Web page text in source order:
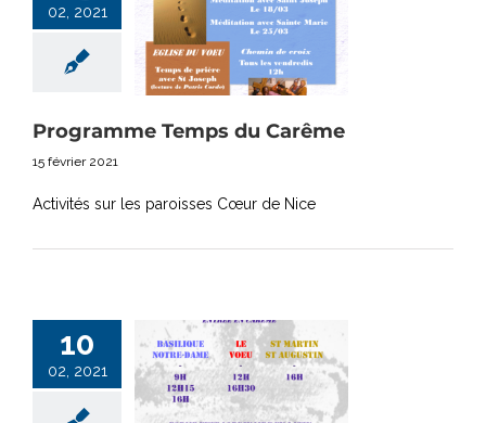
02, 2021
Programme Temps du Carême
15 février 2021
Activités sur les paroisses Cœur de Nice
10
02, 2021